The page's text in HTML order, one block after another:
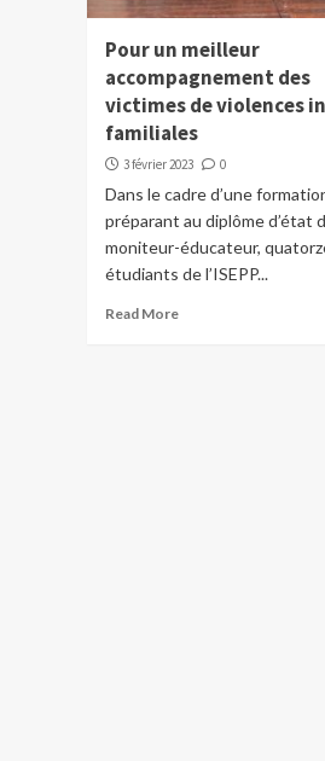
Pour un meilleur
accompagnement des
victimes de violences
familiales
3 février 2023 0
Dans le cadre d’une
préparant au diplôme d’état
moniteur-éducateur,
étudiants de l’ISEPP...
Read More